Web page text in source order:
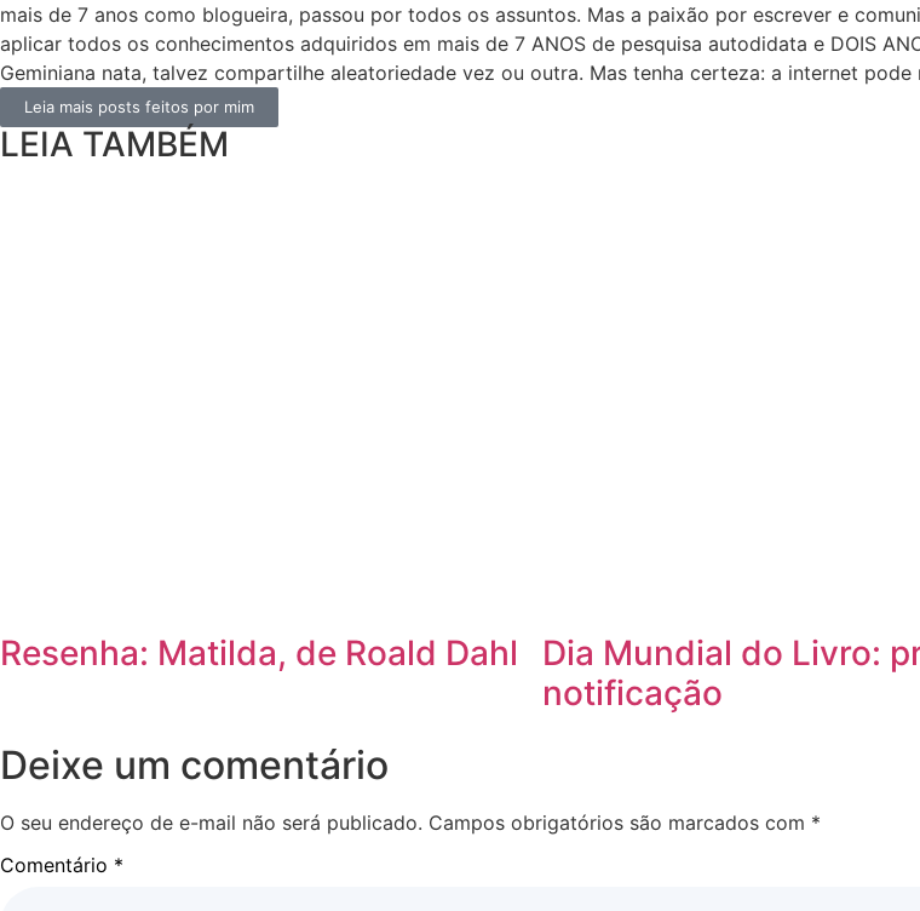
mais de 7 anos como blogueira, passou por todos os assuntos. Mas a paixão por escrever e
aplicar todos os conhecimentos adquiridos em mais de 7 ANOS de pesquisa autodidata e DOIS
Geminiana nata, talvez compartilhe aleatoriedade vez ou outra. Mas tenha certeza: a internet pode
Leia mais posts feitos por mim
LEIA TAMBÉM
Resenha: Matilda, de Roald Dahl
Dia Mundial do Livro:
notificação
Deixe um comentário
O seu endereço de e-mail não será publicado. Campos obrigatórios são marcados com *
Comentário *